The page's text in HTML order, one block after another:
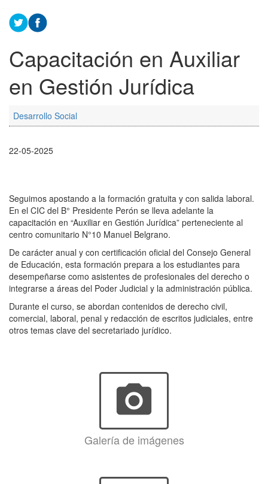
Capacitación en Auxiliar
en Gestión Jurídica
Desarrollo Social
22-05-2025
Seguimos apostando a la formación gratuita y con salida laboral.
En el CIC del B° Presidente Perón se lleva adelante la
capacitación en “Auxiliar en Gestión Jurídica” perteneciente al
centro comunitario N°10 Manuel Belgrano.
De carácter anual y con certificación oficial del Consejo General
de Educación, esta formación prepara a los estudiantes para
desempeñarse como asistentes de profesionales del derecho o
integrarse a áreas del Poder Judicial y la administración pública.
Durante el curso, se abordan contenidos de derecho civil,
comercial, laboral, penal y redacción de escritos judiciales, entre
otros temas clave del secretariado jurídico.
photo_camera
Galería de imágenes